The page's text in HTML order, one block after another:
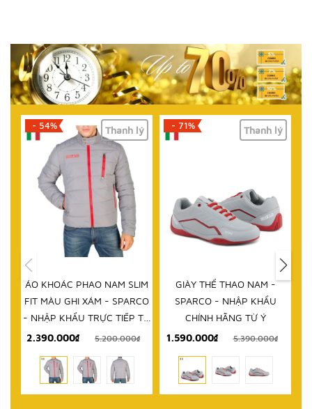
Thanh lý
KHOÁC PHAO NAM SLIM
MÀU GHI XÁM - SPARCO
KHẨU TRỰC TIẾP TỪ
ITALY5.200.000₫
- 71% Thanh lý
GIÀY THỂ THAO NAM -
SPARCO - NHẬP KHẨU
CHÍNH HÃNG TỪ Ý
1.590.000₫
5.390.000₫
- 61%
DÉP